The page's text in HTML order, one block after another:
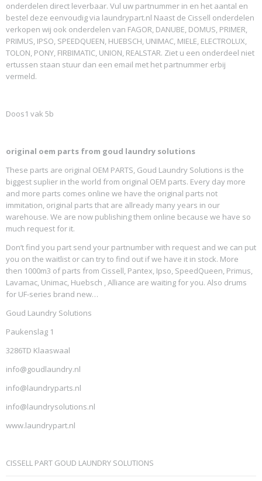
onderdelen direct leverbaar. Vul uw partnummer in en het aantal en
bestel deze eenvoudig via laundrypart.nl Naast de Cissell onderdelen
verkopen wij ook onderdelen van FAGOR, DANUBE, DOMUS, PRIMER,
PRIMUS, IPSO, SPEEDQUEEN, HUEBSCH, UNIMAC, MIELE, ELECTROLUX,
TOLON, PONY, FIRBIMATIC, UNION, REALSTAR. Ziet u een onderdeel niet
ertussen staan stuur dan een email met het partnummer erbij
vermeld.
Doos1 vak 5b
original oem parts from goud laundry solutions
These parts are original OEM PARTS, Goud Laundry Solutions is the
biggest suplier in the world from original OEM parts. Every day more
and more parts comes online we have the original parts not
immitation, original parts that are allready many years in our
warehouse. We are now publishing them online because we have so
much request for it.
Don’t find you part send your partnumber with request and we can put
you on the waitlist or can try to find out if we have it in stock. More
then 1000m3 of parts from Cissell, Pantex, Ipso, SpeedQueen, Primus,
Lavamac, Unimac, Huebsch , Alliance are waiting for you. Also drums
for UF-series brand new…
Goud Laundry Solutions
Paukenslag 1
3286TD Klaaswaal
info@goudlaundry.nl
info@laundryparts.nl
info@laundrysolutions.nl
www.laundrypart.nl
CISSELL PART GOUD LAUNDRY SOLUTIONS